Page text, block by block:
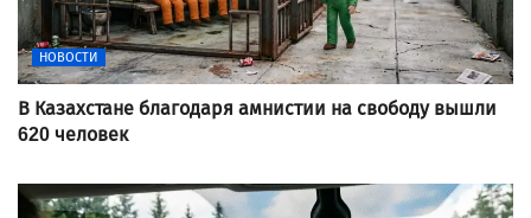
НОВОСТИ
В Казахстане благодаря амнистии на свободу вышли
620 человек